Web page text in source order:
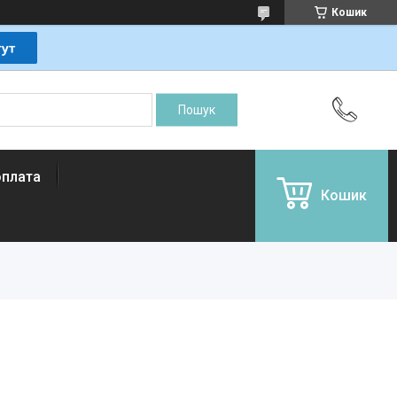
Кошик
Кошик